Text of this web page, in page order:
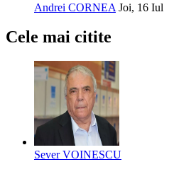
Andrei CORNEA Joi, 16 Iul
Cele mai citite
Sever VOINESCU